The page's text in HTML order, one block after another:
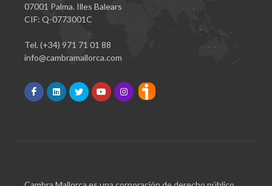
07001 Palma. Illes Balears
CIF: Q-0773001C
Tel. (+34) 971 71 01 88
info@cambramallorca.com